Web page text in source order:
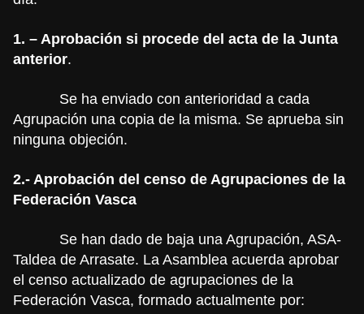
1. – Aprobación si procede del acta de la Junta
anterior.
Se ha enviado con anterioridad a cada
Agrupación una copia de la misma. Se aprueba sin
ninguna objeción.
2.- Aprobación del censo de Agrupaciones de la
Federación Vasca
Se han dado de baja una Agrupación, ASA-
Taldea de Arrasate. La Asamblea acuerda aprobar
el censo actualizado de agrupaciones de la
Federación Vasca, formado actualmente por: